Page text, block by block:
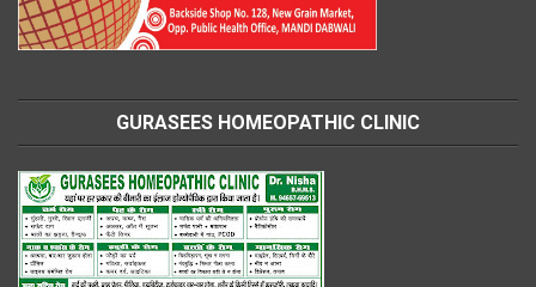
GURASEES HOMEOPATHIC CLINIC